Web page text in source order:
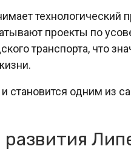
технологический
проекты по
транспорта, что
становится одним из